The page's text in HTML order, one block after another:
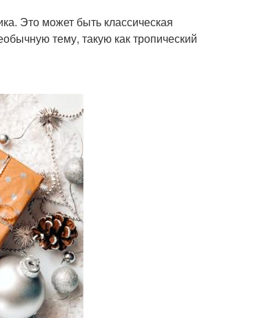
Это может быть классическая
тему, такую как тропический